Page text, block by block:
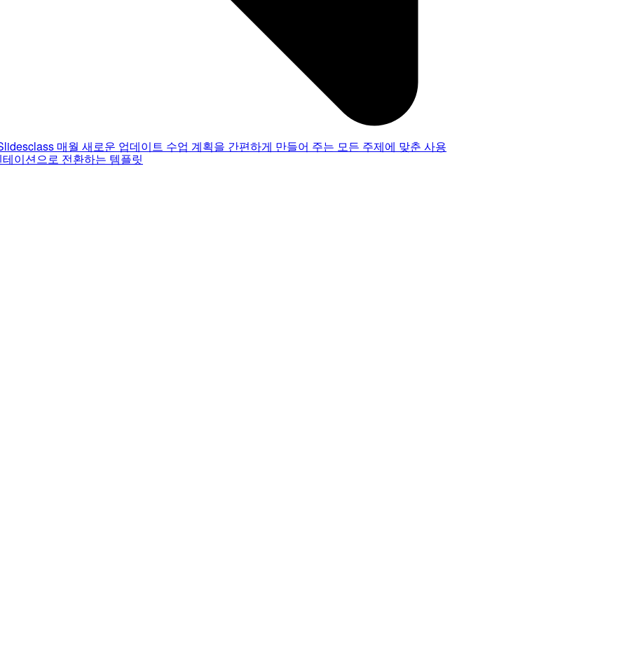
매월 새로운 업데이트 수업 계획을 간편하게 만들어 주는 모든 주제에 맞춘 사용
이션으로 전환하는 템플릿